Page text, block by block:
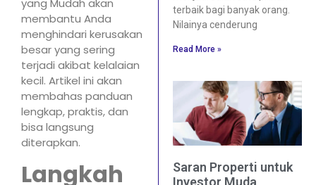
yang Mudah akan
membantu Anda
menghindari kerusakan
besar yang sering
terjadi akibat kelalaian
kecil. Artikel ini akan
membahas panduan
lengkap, praktis, dan
bisa langsung
diterapkan.
Langkah
terbaik bagi banyak orang.
Nilainya cenderung
Read More »
Saran Properti untuk
Investor Muda